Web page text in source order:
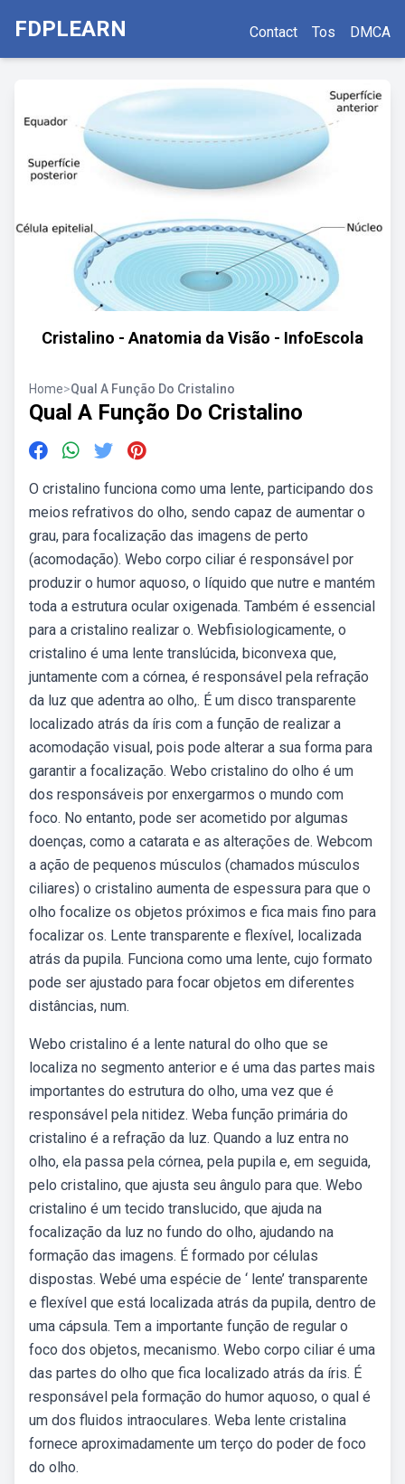
FDPLEARN Contact Tos DMCA
Cristalino - Anatomia da Visão - InfoEscola
Home>Qual A Função Do Cristalino
Qual A Função Do Cristalino
O cristalino funciona como uma lente, participando dos
meios refrativos do olho, sendo capaz de aumentar o
grau, para focalização das imagens de perto
(acomodação). Webo corpo ciliar é responsável por
produzir o humor aquoso, o líquido que nutre e mantém
toda a estrutura ocular oxigenada. Também é essencial
para a cristalino realizar o. Webfisiologicamente, o
cristalino é uma lente translúcida, biconvexa que,
juntamente com a córnea, é responsável pela refração
da luz que adentra ao olho,. É um disco transparente
localizado atrás da íris com a função de realizar a
acomodação visual, pois pode alterar a sua forma para
garantir a focalização. Webo cristalino do olho é um
dos responsáveis por enxergarmos o mundo com
foco. No entanto, pode ser acometido por algumas
doenças, como a catarata e as alterações de. Webcom
a ação de pequenos músculos (chamados músculos
ciliares) o cristalino aumenta de espessura para que o
olho focalize os objetos próximos e fica mais fino para
focalizar os. Lente transparente e flexível, localizada
atrás da pupila. Funciona como uma lente, cujo formato
pode ser ajustado para focar objetos em diferentes
distâncias, num.
Webo cristalino é a lente natural do olho que se
localiza no segmento anterior e é uma das partes mais
importantes do estrutura do olho, uma vez que é
responsável pela nitidez. Weba função primária do
cristalino é a refração da luz. Quando a luz entra no
olho, ela passa pela córnea, pela pupila e, em seguida,
pelo cristalino, que ajusta seu ângulo para que. Webo
cristalino é um tecido translucido, que ajuda na
focalização da luz no fundo do olho, ajudando na
formação das imagens. É formado por células
dispostas. Webé uma espécie de ‘ lente’ transparente
e flexível que está localizada atrás da pupila, dentro de
uma cápsula. Tem a importante função de regular o
foco dos objetos, mecanismo. Webo corpo ciliar é uma
das partes do olho que fica localizado atrás da íris. É
responsável pela formação do humor aquoso, o qual é
um dos fluidos intraoculares. Weba lente cristalina
fornece aproximadamente um terço do poder de foco
do olho.